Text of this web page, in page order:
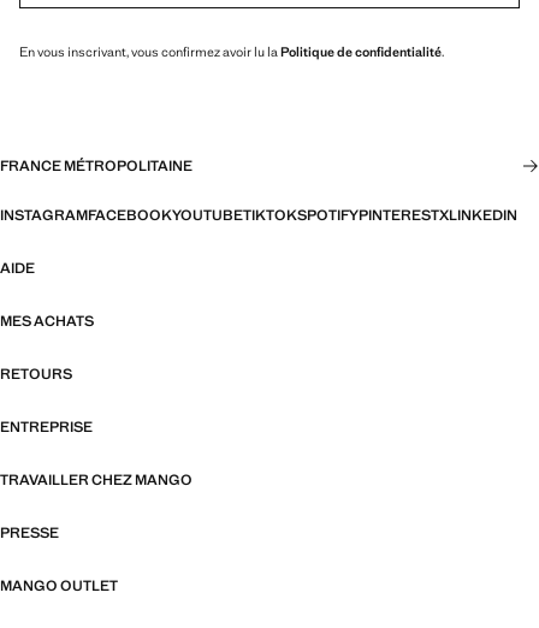
En vous inscrivant, vous confirmez avoir lu la Politique de confidentialité.
FRANCE MÉTROPOLITAINE
INSTAGRAMFACEBOOKYOUTUBETIKTOKSPOTIFYPINTERESTXLINKEDIN
AIDE
MES ACHATS
RETOURS
ENTREPRISE
TRAVAILLER CHEZ MANGO
PRESSE
MANGO OUTLET